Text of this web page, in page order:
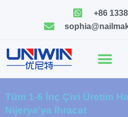
+86
Tüm 1-6 İnç Çivi Üretim
Nijerya'ya İhracat